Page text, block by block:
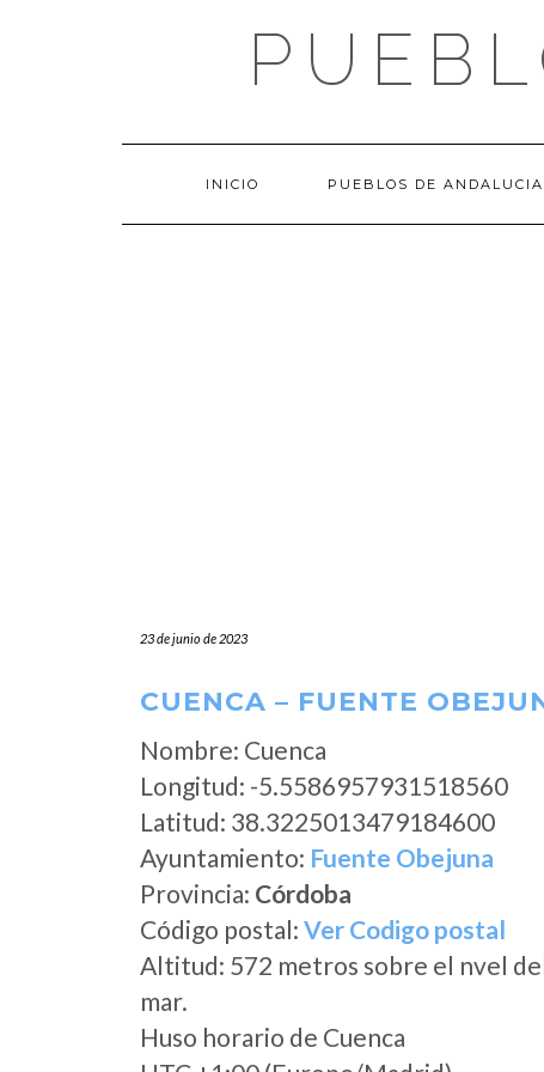
INICIO PUEBLOS DE ANDALUCIA
23 de junio de 2023
CUENCA – FUENTE
Nombre: Cuenca
Longitud: -5.5586957931518560
Latitud: 38.3225013479184600
Ayuntamiento: Fuente Obejuna
Provincia: Córdoba
Código postal: Ver Codigo postal
Altitud: 572 metros sobre el nvel
mar.
Huso horario de Cuenca